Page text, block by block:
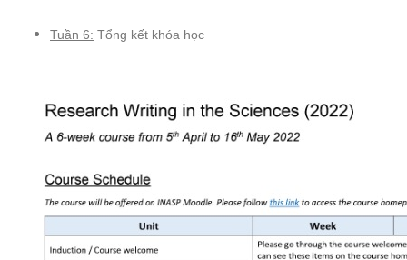
Tuần 6: Tổng kết khóa học